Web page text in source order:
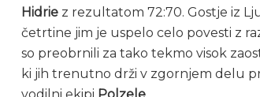
Hidrie z rezultatom 72:70. Gostje iz
četrtine jim je uspelo celo povesti z
so preobrnili za tako tekmo visok
ki jih trenutno drži v zgornjem delu
vodilni ekipi Polzele.